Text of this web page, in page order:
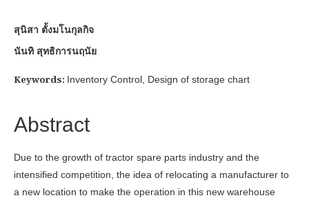
สุนิสา ตั้งมโนกุลกิจ
นันทิ สุทธิการนฤนัย
Keywords: Inventory Control, Design of storage chart
Abstract
Due to the growth of tractor spare parts industry and the
intensified competition, the idea of relocating a manufacturer to
a new location to make the operation in this new warehouse